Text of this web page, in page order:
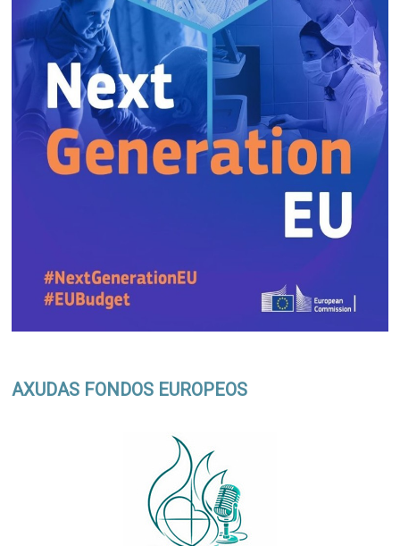
AXUDAS FONDOS EUROPEOS